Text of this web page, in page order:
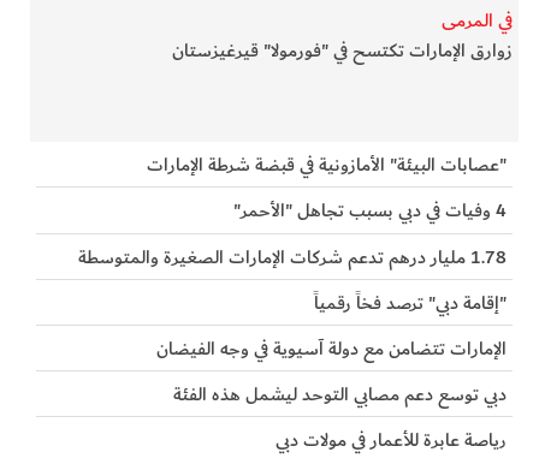
في المرمى
زوارق الإمارات تكتسح في "فورمولا" قيرغيزستان
"عصابات البيئة" الأمازونية في قبضة شرطة الإمارات
4 وفيات في دبي بسبب تجاهل "الأحمر"
1.78 مليار درهم تدعم شركات الإمارات الصغيرة والمتوسطة
"إقامة دبي" ترصد فخاً رقمياً
الإمارات تتضامن مع دولة آسيوية في وجه الفيضان
دبي توسع دعم مصابي التوحد ليشمل هذه الفئة
رياصة عابرة للأعمار في مولات دبي